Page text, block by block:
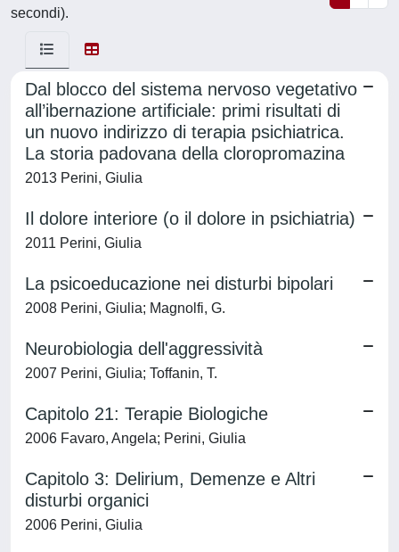
secondi).
Dal blocco del sistema nervoso vegetativo
all’ibernazione artificiale: primi risultati di
un nuovo indirizzo di terapia psichiatrica.
La storia padovana della cloropromazina
2013 Perini, Giulia
Il dolore interiore (o il dolore in psichiatria)
2011 Perini, Giulia
La psicoeducazione nei disturbi bipolari
2008 Perini, Giulia; Magnolfi, G.
Neurobiologia dell'aggressività
2007 Perini, Giulia; Toffanin, T.
Capitolo 21: Terapie Biologiche
2006 Favaro, Angela; Perini, Giulia
Capitolo 3: Delirium, Demenze e Altri
disturbi organici
2006 Perini, Giulia